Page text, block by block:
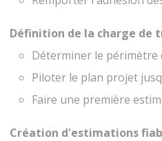
Définition de la charge de
Déterminer le périmètre
Piloter le plan projet
Faire une première
Création d'estimations